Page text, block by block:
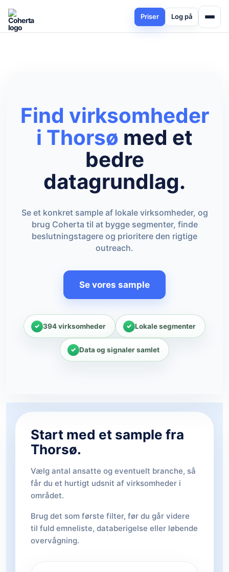
Priser Log på
Find virksomheder
i Thorsø med et
bedre
datagrundlag.
Se et konkret sample af lokale virksomheder, og
brug Coherta til at bygge segmenter, finde
beslutningstagere og prioritere den rigtige
outreach.
Se vores sample
394 virksomheder Lokale segmenter
Data og signaler samlet
Start med et sample fra
Thorsø.
Vælg antal ansatte og eventuelt branche, så
får du et hurtigt udsnit af virksomheder i
området.
Brug det som første filter, før du går videre
til fuld emneliste, databerigelse eller løbende
overvågning.